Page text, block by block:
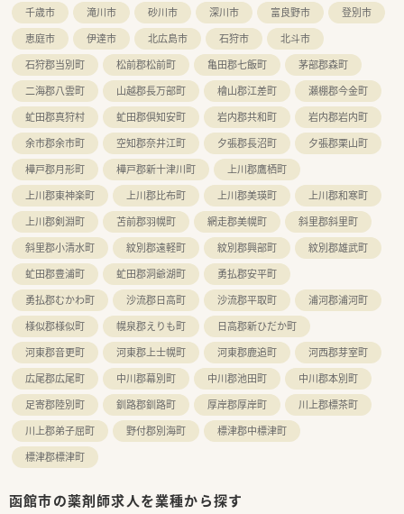
千歳市
滝川市 砂川市 深川市 富良野市
登別市
恵庭市
伊達市 北広島市 石狩市
北斗市
石狩郡当別町
松前郡松前町 亀田郡七飯町
茅部郡森町
二海郡八雲町
山越郡長万部町 檜山郡江差町
瀬棚郡今金町
虻田郡真狩村
虻田郡倶知安町 岩内郡共和町
岩内郡岩内町
余市郡余市町
空知郡奈井江町 夕張郡長沼町
夕張郡栗山町
樺戸郡月形町
樺戸郡新十津川町
上川郡鷹栖町
上川郡東神楽町
上川郡比布町 上川郡美瑛町
上川郡和寒町
上川郡剣淵町
苫前郡羽幌町 網走郡美幌町
斜里郡斜里町
斜里郡小清水町
紋別郡遠軽町 紋別郡興部町
紋別郡雄武町
虻田郡豊浦町
虻田郡洞爺湖町
勇払郡安平町
勇払郡むかわ町
沙流郡日高町 沙流郡平取町
浦河郡浦河町
様似郡様似町
幌泉郡えりも町
日高郡新ひだか町
河東郡音更町
河東郡上士幌町 河東郡鹿追町
河西郡芽室町
広尾郡広尾町
中川郡幕別町 中川郡池田町
中川郡本別町
足寄郡陸別町
釧路郡釧路町 厚岸郡厚岸町
川上郡標茶町
川上郡弟子屈町
野付郡別海町
標津郡中標津町
標津郡標津町
函館市の薬剤師求人を業種から探す